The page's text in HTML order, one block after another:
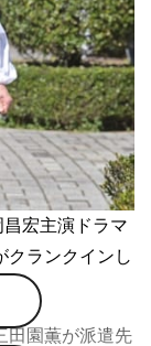
宏主演ドラマ
クランクインし
田園薫が派遣先